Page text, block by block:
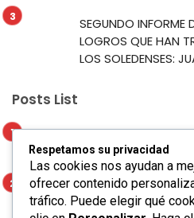
SEGUNDO INFORME
LOGROS QUE HAN
LOS SOLEDENSES:
Posts List
MUNICIPIO DE
TURÍSTICA EN LA
MÁS DE 250 NIÑOS Y
INTERACTIVO
Respetamos su privacidad
Las cookies nos ayudan a
ofrecer contenido
tráfico. Puede elegir qué